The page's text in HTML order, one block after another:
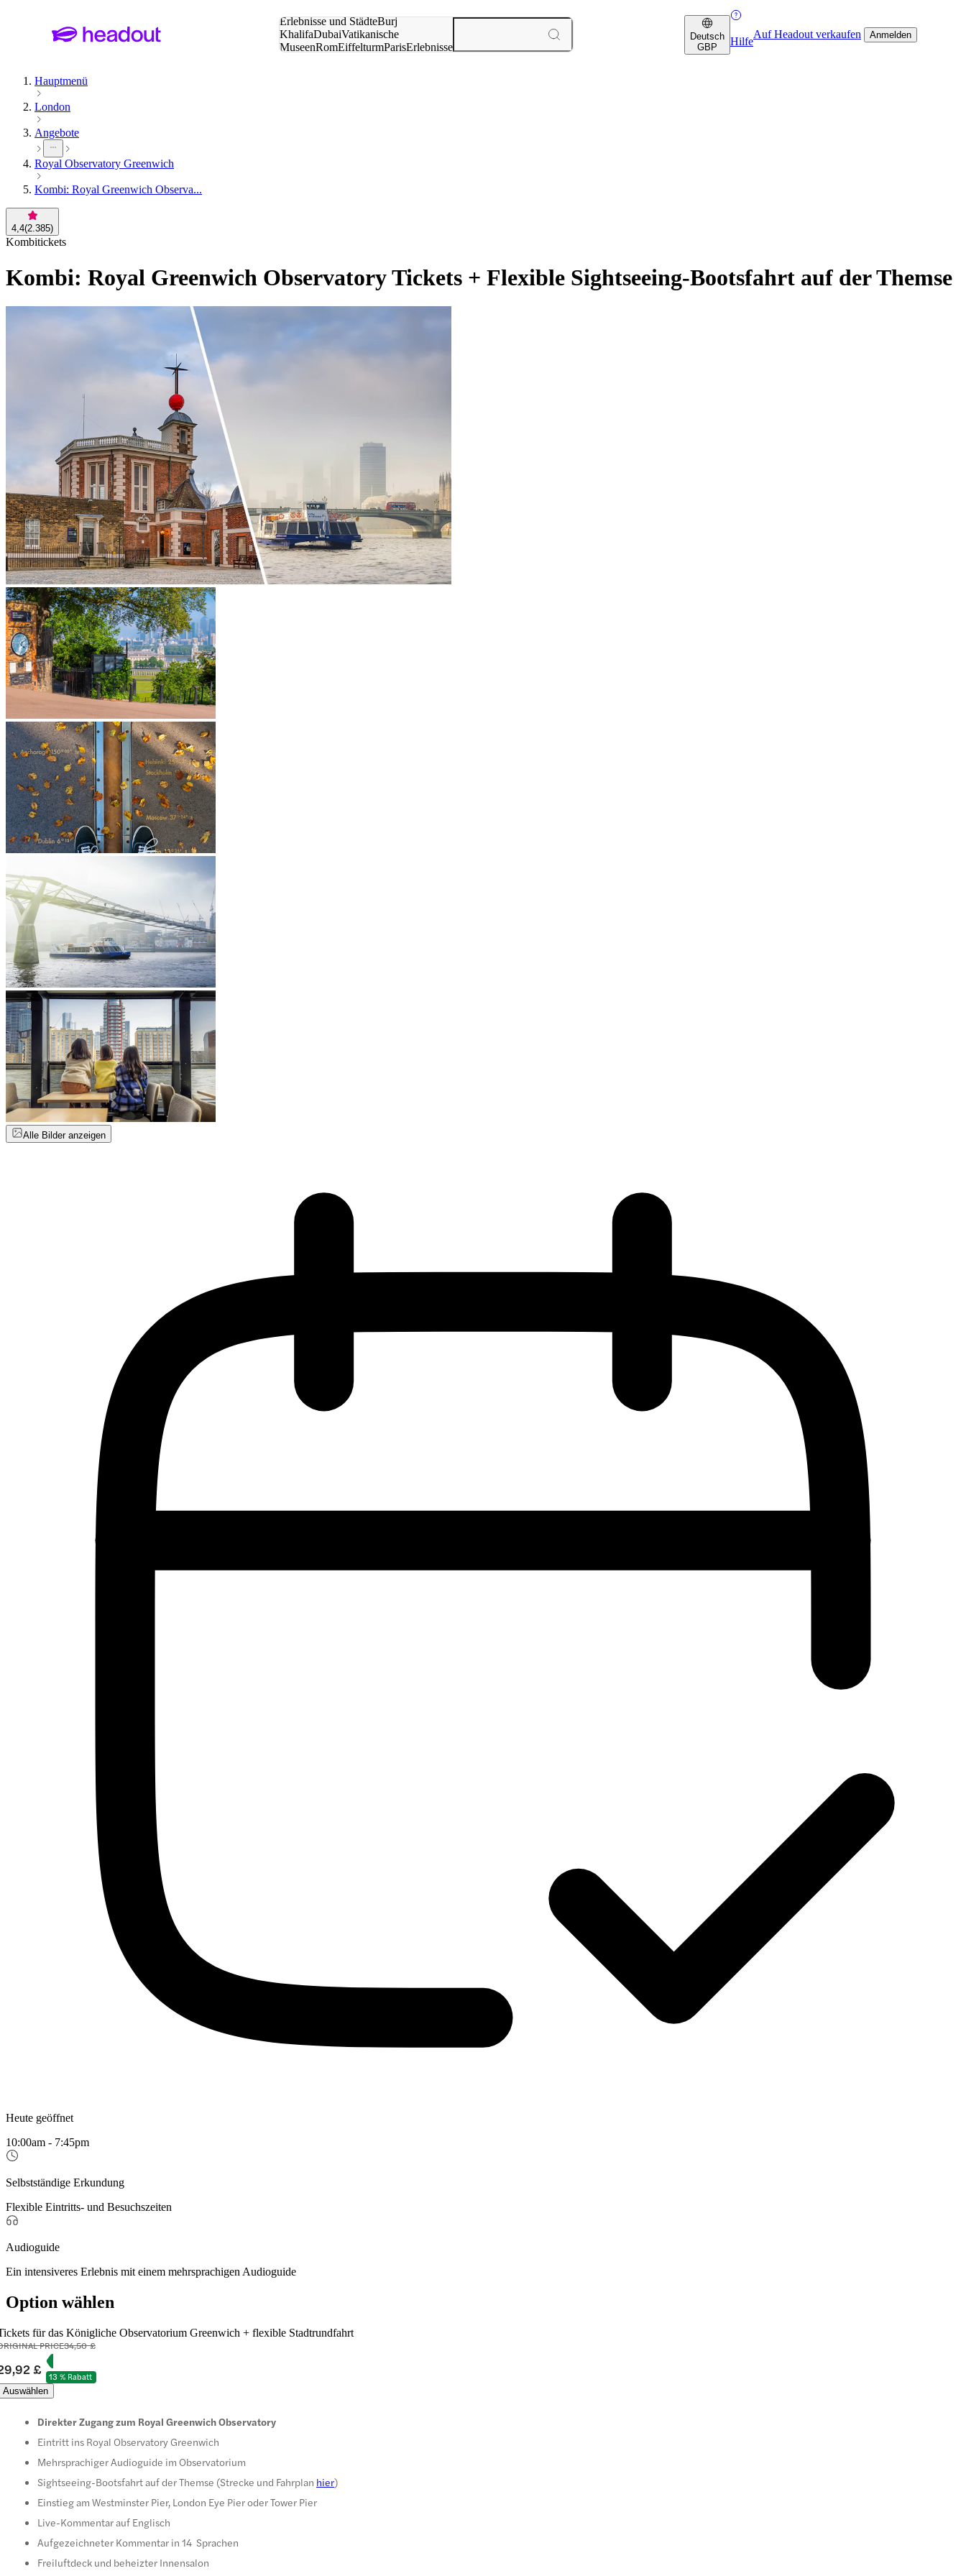
Erlebnisse und StädteBurj
KhalifaDubaiVatikanische
MuseenRomEiffelturmParisErlebnisse
Deutsch
GBP
Hilfe
Auf Headout verkaufen Anmelden
Hauptmenü
London
Angebote
Royal Observatory Greenwich
Kombi: Royal Greenwich Observa...
4,4(2.385)
Kombitickets
Kombi: Royal Greenwich Observatory Tickets + Flexible Sightseeing-Bootsfahrt auf der Themse
Alle Bilder anzeigen
Heute geöffnet
10:00am - 7:45pm
Selbstständige Erkundung
Flexible Eintritts- und Besuchszeiten
Audioguide
Ein intensiveres Erlebnis mit einem mehrsprachigen Audioguide
Option wählen
für das Königliche Observatorium Greenwich + flexible Stadtrundfahrt
PRICE34,50 £
£
13 % Rabatt
Auswählen
Direkter Zugang zum Royal Greenwich Observatory
Eintritt ins Royal Observatory Greenwich
Mehrsprachiger Audioguide im Observatorium
Sightseeing-Bootsfahrt auf der Themse (Strecke und Fahrplan hier)
Einstieg am Westminster Pier, London Eye Pier oder Tower Pier
Live-Kommentar auf Englisch
Aufgezeichneter Kommentar in 14 Sprachen
Freiluftdeck und beheizter Innensalon